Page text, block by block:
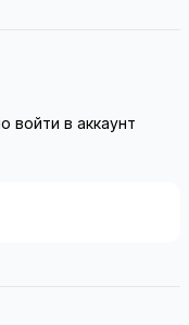
войти в аккаунт